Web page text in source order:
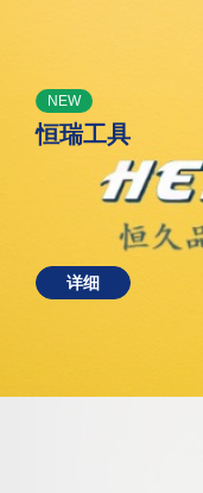
NEW
恒瑞工具
详细